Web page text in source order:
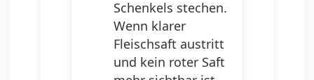
Schenkels stechen.
Wenn klarer
Fleischsaft austritt
und kein roter Saft